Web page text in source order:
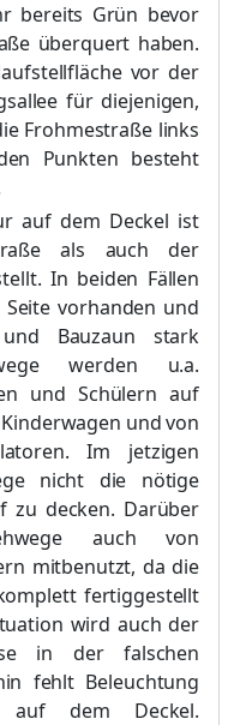
bereits Grün bevor
überquert haben.
aufstellfläche vor der
für diejenigen,
Frohmestraße links
Punkten besteht
auf dem Deckel ist
als auch der
In beiden Fällen
vorhanden und
Bauzaun stark
werden u.a.
und Schülern auf
und von
Im jetzigen
nicht die nötige
zu decken. Darüber
auch von
mitbenutzt, da die
fertiggestellt
wird auch der
in der falschen
fehlt Beleuchtung
auf dem Deckel.